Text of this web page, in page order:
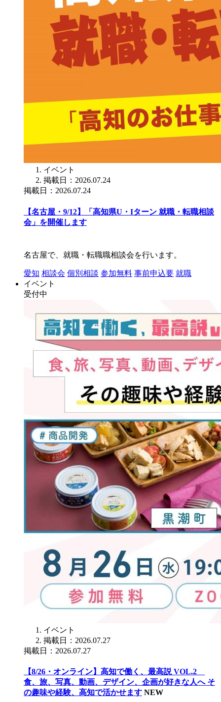
イベント
掲載日：2026.07.24
掲載日：2026.07.24
【名古屋・9/12】「高知県U・Iターン 就職・転職相談
会」を開催します
名古屋で、就職・転職職相談会を行います。
愛知 相談会 個別相談 参加無料 事前申込要 就職
イベント
受付中
イベント
掲載日：2026.07.27
掲載日：2026.07.27
【8/26・オンライン】高知で働く、最高説 VOL.2
食、旅、写真、動画、デザイン、企画が好きな人へ そ
の趣味や経験、高知で活かせます NEW